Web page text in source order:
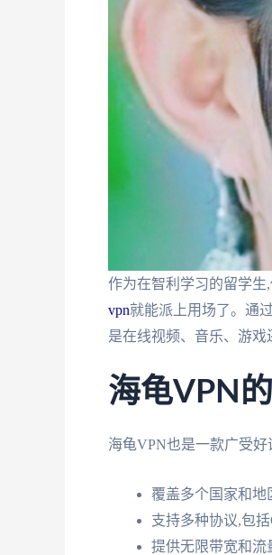
作为在智利学习的留学生
vpn就能派上用场了。通
是在线视频、音乐、游戏
海龟VPN
海龟VPN也是一款广受
覆盖多个国家和地
支持多种协议,包括
提供无限带宽和流